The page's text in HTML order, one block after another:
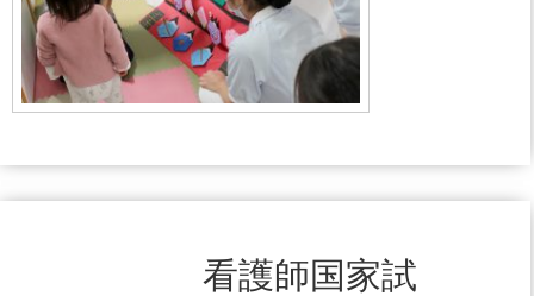
看護師国家試